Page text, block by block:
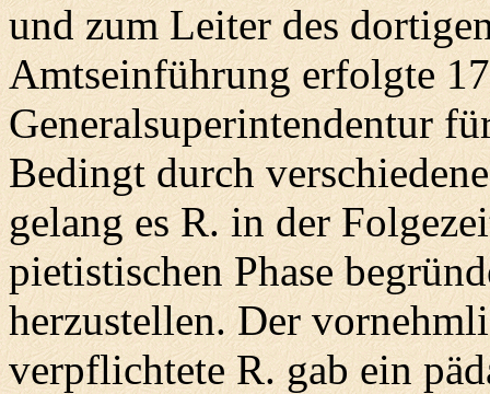
und zum Leiter des
Amtseinführung erfolgte
Generalsuperintendentur
Bedingt durch
gelang es R. in der
pietistischen Phase
herzustellen. Der
verpflichtete R. gab ein